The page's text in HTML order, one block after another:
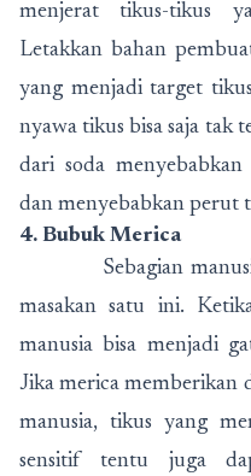
menjerat tikus-tikus
Letakkan bahan
yang menjadi target
nyawa tikus bisa saja tak
dari soda
dan menyebabkan perut
4. Bubuk Merica
Sebagian manusia
masakan satu ini.
manusia bisa menjadi
Jika merica memberikan
manusia, tikus yang
sensitif tentu juga